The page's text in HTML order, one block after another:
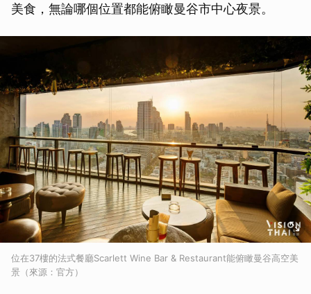
美食，無論哪個位置都能俯瞰曼谷市中心夜景。
位在37樓的法式餐廳Scarlett Wine Bar & Restaurant能俯瞰曼谷高空美
景（來源：官方）